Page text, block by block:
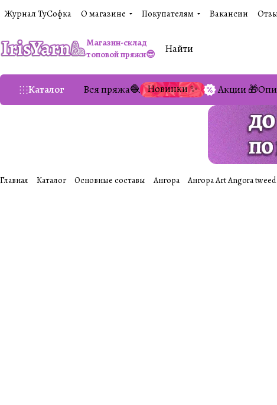
Журнал ТуСофка О магазине Покупателям Вакансии
Магазин-склад
топовой пряжи😎
Каталог Вся пряжа🧶 Новинки ✨ Акции 🎁
Главная Каталог Основные составы Ангора Ангора Art Angora tweed